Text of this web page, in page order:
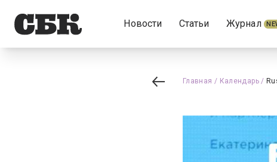
Новости Статьи Журнал
Главная / Календарь/